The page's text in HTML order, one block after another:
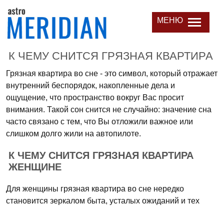
МЕНЮ
К ЧЕМУ СНИТСЯ ГРЯЗНАЯ КВАРТИРА
Грязная квартира во сне - это символ, который отражает
внутренний беспорядок, накопленные дела и
ощущение, что пространство вокруг Вас просит
внимания. Такой сон снится не случайно: значение сна
часто связано с тем, что Вы отложили важное или
слишком долго жили на автопилоте.
К ЧЕМУ СНИТСЯ ГРЯЗНАЯ КВАРТИРА
ЖЕНЩИНЕ
Для женщины грязная квартира во сне нередко
становится зеркалом быта, усталых ожиданий и тех